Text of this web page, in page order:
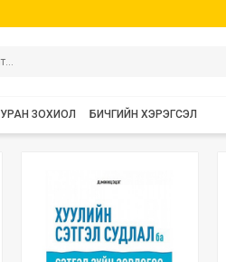
УРАН ЗОХИОЛ БИЧГИЙН ХЭРЭГСЭЛ